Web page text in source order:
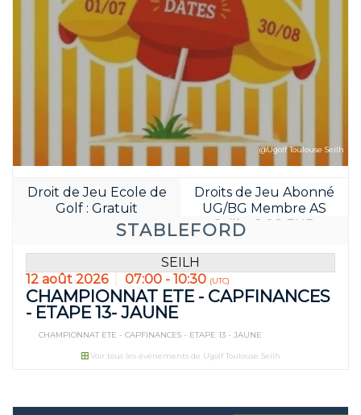
04 00
JOUR(S)
STABLEFORD
Droit de Jeu Ecole de
Golf : Gratuit
Droits de Jeu Abonné
UG/BG Membre AS
Seilh : 8.00 EUR
@Ugolf Toulouse Seilh
SEILH
12 août 2026
07:00 - 10:30 (UTC)
CHAMPIONNAT ETE - CAPFINANCES
- ETAPE 13- JAUNE
CHAMPIONNAT ETE - CAPFINANCES - ETAPE 13 - JAUNE
Voir tous les événements de Ugolf Toulouse Seilh